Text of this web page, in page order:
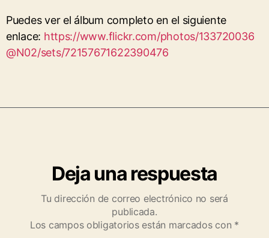
Puedes ver el álbum completo en el siguiente
enlace: https://www.flickr.com/photos/133720036
@N02/sets/72157671622390476
Deja una respuesta
Tu dirección de correo electrónico no será
publicada.
Los campos obligatorios están marcados con *